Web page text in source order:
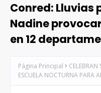
Conred:
Nadine
en 12
Página Principal
CELEBRAN
ESCUELA NOCTURNA PARA